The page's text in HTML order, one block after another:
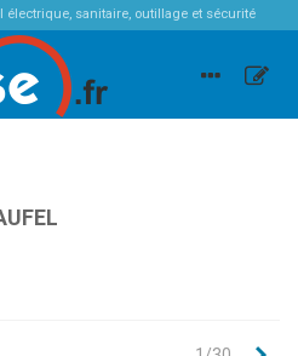
électrique, sanitaire, outillage et sécurité